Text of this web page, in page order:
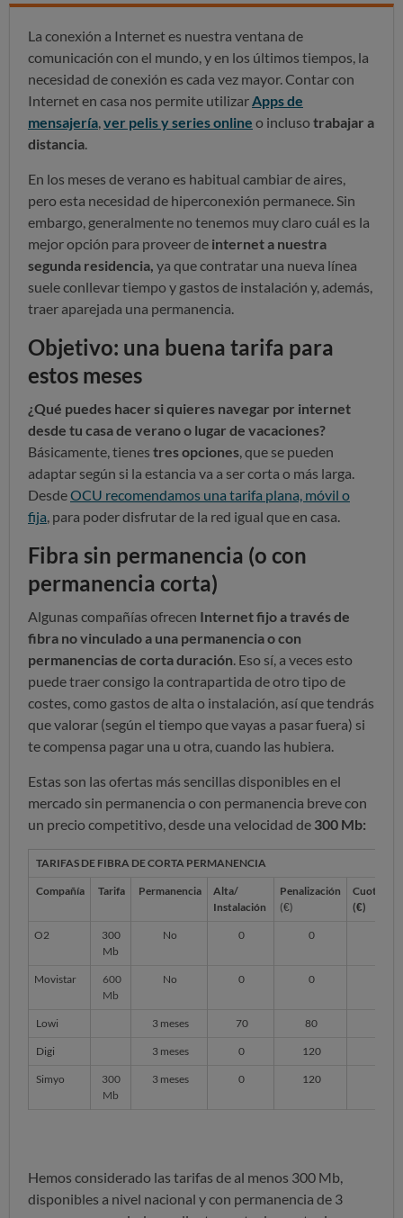
La conexión a Internet es nuestra ventana de
comunicación con el mundo, y en los últimos tiempos, la
necesidad de conexión es cada vez mayor. Contar con
Internet en casa nos permite utilizar Apps de
mensajería ver pelis y series online o incluso trabajar a
distancia
En los meses de verano es habitual cambiar de aires,
pero esta necesidad de hiperconexión permanece. Sin
embargo, generalmente no tenemos muy claro cuál es la
mejor opción para proveer de internet a nuestra
segunda residencia, ya que contratar una nueva línea
suele conllevar tiempo y gastos de instalación y, además,
traer aparejada una permanencia.
Objetivo: una buena tarifa para
estos meses
¿Qué puedes hacer si quieres navegar por internet
desde tu casa de verano o lugar de vacaciones?
Básicamente, tienes tres opciones , que se pueden
adaptar según si la estancia va a ser corta o más larga.
DesdeOCU recomendamos una tarifa plana, móvil o
fija , para poder disfrutar de la red igual que en casa.
Fibra sin permanencia (o con
permanencia corta)
Algunas compañías ofrecen Internet fijo a través de
fibra no vinculado a una permanencia o con
permanencias de corta duración . Eso sí, a veces esto
puede traer consigo la contrapartida de otro tipo de
costes, como gastos de alta o instalación, así que tendrás
que valorar (según el tiempo que vayas a pasar fuera) si
te compensa pagar una u otra, cuando las hubiera.
Estas son las ofertas más sencillas disponibles en el
mercado sin permanencia o con permanencia breve con
un precio competitivo, desde una velocidad de 300 Mb:
TARIFAS DE FIBRA DE CORTA PERMANENCIA
Compañía Tarifa Permanencia
Alta/
Instalación
Penalización
(€)
Cuota
(€)
O2
300
Mb
No 0 0
Movistar
600
Mb
No 0 0
Lowi 3 meses 70 80
Digi 3 meses 0 120
Simyo
300
Mb
3 meses 0 120
Hemos considerado las tarifas de al menos 300 Mb,
disponibles a nivel nacional y con permanencia de 3